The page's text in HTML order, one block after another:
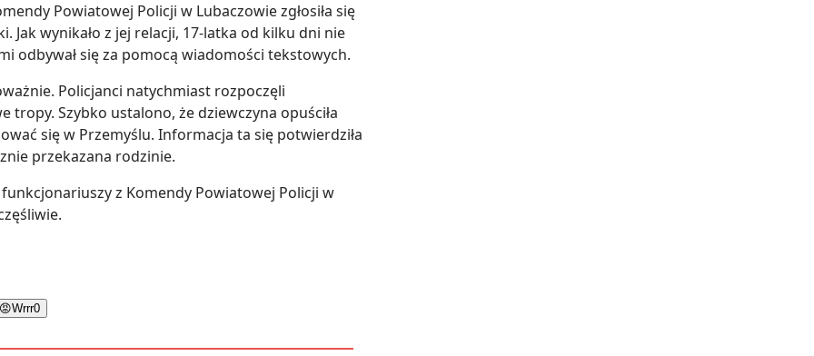
Powiatowej Policji w Lubaczowie zgłosiła się
wynikało z jej relacji, 17-latka od kilku dni nie
odbywał się za pomocą wiadomości tekstowych.
Policjanci natychmiast rozpoczęli
Szybko ustalono, że dziewczyna opuściła
się w Przemyślu. Informacja ta się potwierdziła
przekazana rodzinie.
z Komendy Powiatowej Policji w
😡Wrrr0